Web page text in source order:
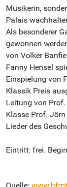
Musikerin,
Palais
Als besonderer
gewonnen
von Volker
Fanny Hensel
Einspielung von
Klassik Preis
Leitung von
Klasse Prof.
Lieder des
Eintritt: frei.